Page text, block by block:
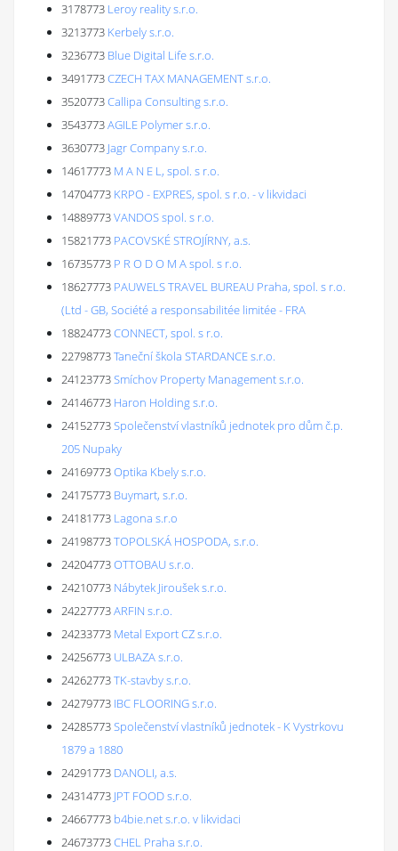
3178773 Leroy reality s.r.o.
3213773 Kerbely s.r.o.
3236773 Blue Digital Life s.r.o.
3491773CZECH TAX MANAGEMENT s.r.o.
3520773Callipa Consulting s.r.o.
3543773AGILE Polymer s.r.o.
3630773 Jagr Company s.r.o.
14617773 M A N E L, spol. s r.o.
14704773 KRPO - EXPRES, spol. s r.o. - v likvidaci
14889773VANDOS spol. s r.o.
15821773 PACOVSKÉ STROJÍRNY, a.s.
16735773 P R O D O M A spol. s r.o.
18627773 PAUWELS TRAVEL BUREAU Praha, spol. s r.o.
(Ltd - GB, Société a responsabilitée limitée - FRA
18824773CONNECT, spol. s r.o.
22798773Taneční škola STARDANCE s.r.o.
24123773Smíchov Property Management s.r.o.
24146773 Haron Holding s.r.o.
24152773Společenství vlastníků jednotek pro dům č.p.
205 Nupaky
24169773Optika Kbely s.r.o.
24175773 Buymart, s.r.o.
24181773 Lagona s.r.o
24198773TOPOLSKÁ HOSPODA, s.r.o.
24204773OTTOBAU s.r.o.
24210773 Nábytek Jiroušek s.r.o.
24227773ARFIN s.r.o.
24233773 Metal Export CZ s.r.o.
24256773 ULBAZA s.r.o.
24262773TK-stavby s.r.o.
24279773 IBC FLOORING s.r.o.
24285773Společenství vlastníků jednotek - K Vystrkovu
1879 a 1880
24291773 DANOLI, a.s.
24314773 JPT FOOD s.r.o.
24667773 b4bie.net s.r.o. v likvidaci
24673773CHEL Praha s.r.o.